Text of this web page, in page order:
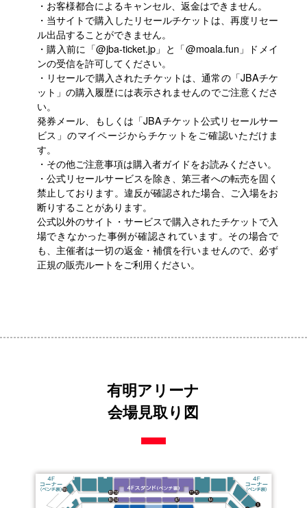
・お客様都合によるキャンセル、返金はできません。
・当サイトで購入したリセールチケットは、再度リセー
ル出品することができません。
・購入前に「@jba-ticket.jp」と「@moala.fun」ドメイ
ンの受信を許可してください。
・リセールで購入されたチケットは、通常の「JBAチケ
ット」の購入履歴には表示されませんのでご注意くださ
い。
発券メール、もしくは「JBAチケット公式リセールサー
ビス」のマイページからチケットをご確認いただけま
す。
・その他ご注意事項は購入者ガイドをお読みください。
・公式リセールサービスを除き、第三者への転売を固く
禁止しております。違反が確認された場合、ご入場をお
断りすることがあります。
公式以外のサイト・サービスで購入されたチケットで入
場できなかった事例が確認されています。その場合で
も、主催者は一切の返金・補償を行いませんので、必ず
正規の販売ルートをご利用ください。
有明アリーナ
会場見取り図